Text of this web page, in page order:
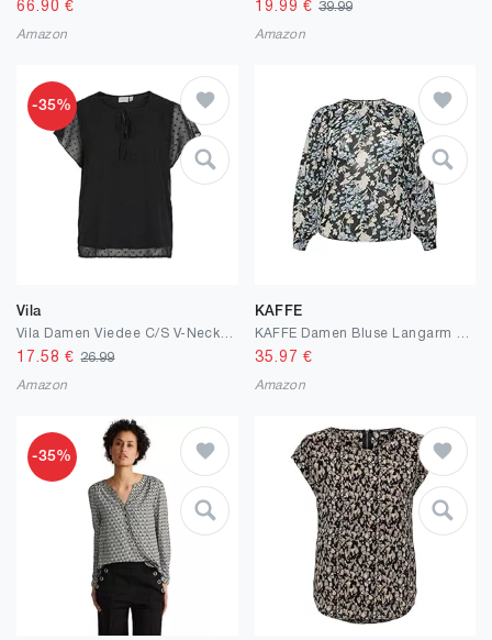
66.90 €
Amazon
19.99 € 39.99
Amazon
-35%
Vila
17.58 €26.99
Amazon
KAFFE
35.97 €
Amazon
-35%